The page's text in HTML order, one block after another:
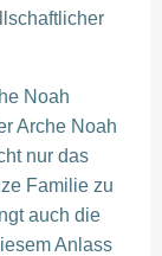
Noah
Arche Noah
nur das
Familie zu
auch die
Anlass